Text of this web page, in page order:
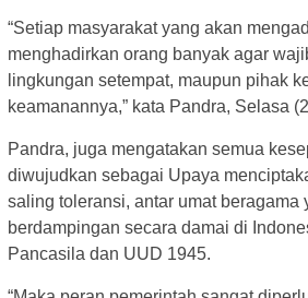
“Setiap masyarakat yang akan
menghadirkan orang banyak agar
lingkungan setempat, maupun pihak
keamanannya,” kata Pandra, Selasa
Pandra, juga mengatakan semua
diwujudkan sebagai Upaya
saling toleransi, antar umat beragama
berdampingan secara damai di
Pancasila dan UUD 1945.